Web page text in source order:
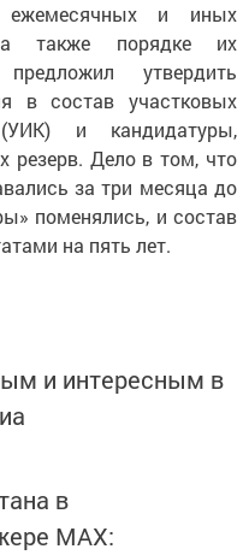
ежемесячных и иных
а также порядке их
утвердить
в состав участковых
и кандидатуры,
резерв. Дело в том, что
за три месяца до
поменялись, и состав
на пять лет.
и интересным в
в
MАХ: